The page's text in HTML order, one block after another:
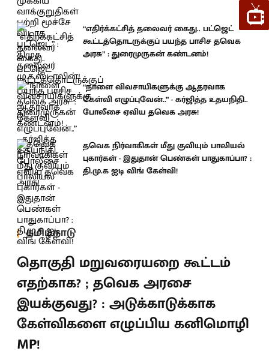
“எதிர்க்கட்சித் தலைவர் கைது.. பட்ஜெட்
கூட்டத்தொடருக்குப் பயந்த பாசிச தவெக
அரசு” : துரைமுருகன் கண்டனம்!
“நாளை விவசாயிகளுக்கு ஆதரவாக
கேள்வி எழுப்புவேன்..” - கர்ஜித்த உதயநிதி..
போலீசை ஏவிய தவெக அரசு!
தவெக நிர்வாகிகள் மீது குவியும் பாலியல்
புகார்கள் - இதுதான் பெண்கள் பாதுகாப்பா? :
தி.மு.க ஐடி விங் கேள்வி!
தமிழ்நாடு
தொகுதி மறுவரையறை கூட்டம்
எதற்காக? ; தவெக அரசை
இயக்குவது? : அடுக்காடுக்காக
கேள்விகளை எழுப்பிய கனிமொழி
MP!